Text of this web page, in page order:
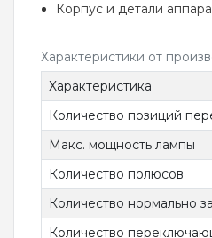
Корпус и детали
Характеристики от
Характеристика
Количество позиций
Макс. мощность лампы
Количество полюсов
Количество нормально
Количество